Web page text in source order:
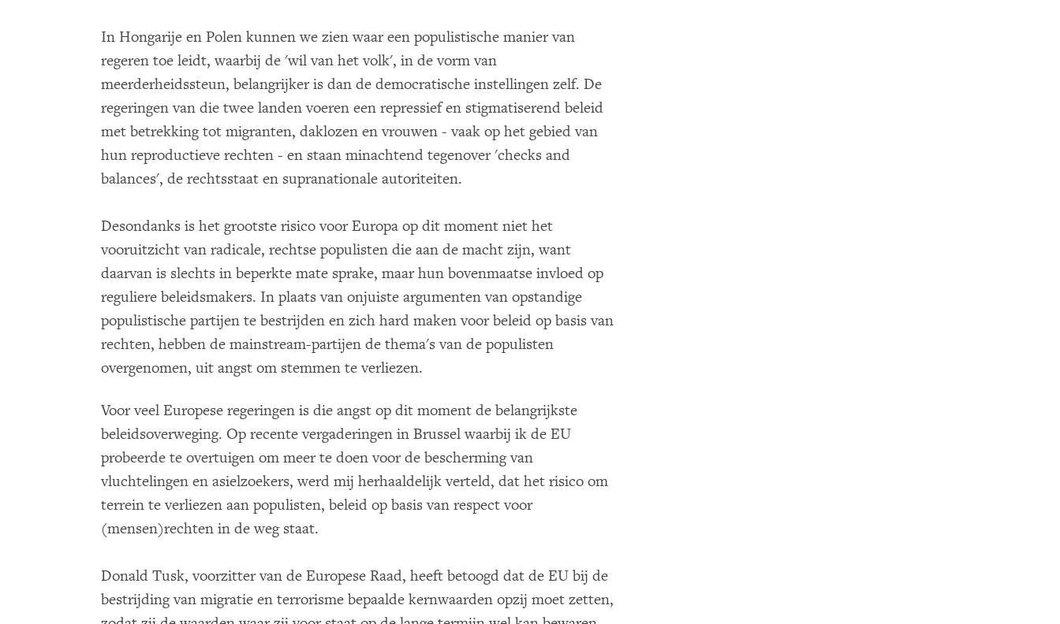
In Hongarije en Polen kunnen we zien waar een populistische manier van
regeren toe leidt, waarbij de 'wil van het volk', in de vorm van
meerderheidssteun, belangrijker is dan de democratische instellingen zelf. De
regeringen van die twee landen voeren een repressief en stigmatiserend beleid
met betrekking tot migranten, daklozen en vrouwen - vaak op het gebied van
hun reproductieve rechten - en staan minachtend tegenover 'checks and
balances', de rechtsstaat en supranationale autoriteiten.
Desondanks is het grootste risico voor Europa op dit moment niet het
vooruitzicht van radicale, rechtse populisten die aan de macht zijn, want
daarvan is slechts in beperkte mate sprake, maar hun bovenmaatse invloed op
reguliere beleidsmakers. In plaats van onjuiste argumenten van opstandige
populistische partijen te bestrijden en zich hard maken voor beleid op basis van
rechten, hebben de mainstream-partijen de thema's van de populisten
overgenomen, uit angst om stemmen te verliezen.
Voor veel Europese regeringen is die angst op dit moment de belangrijkste
beleidsoverweging. Op recente vergaderingen in Brussel waarbij ik de EU
probeerde te overtuigen om meer te doen voor de bescherming van
vluchtelingen en asielzoekers, werd mij herhaaldelijk verteld, dat het risico om
terrein te verliezen aan populisten, beleid op basis van respect voor
(mensen)rechten in de weg staat.
Donald Tusk, voorzitter van de Europese Raad, heeft betoogd dat de EU bij de
bestrijding van migratie en terrorisme bepaalde kernwaarden opzij moet zetten,